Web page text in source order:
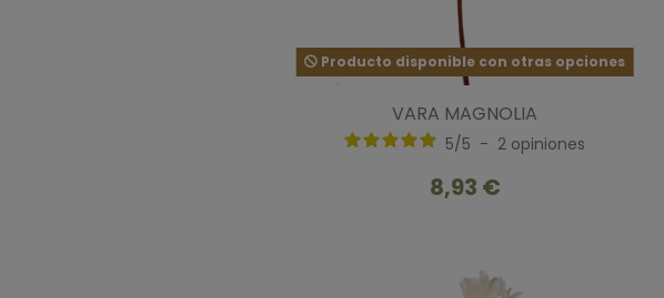
Producto disponible con otras opciones
VARA MAGNOLIA
5/5 - 2 opiniones
8,93 €